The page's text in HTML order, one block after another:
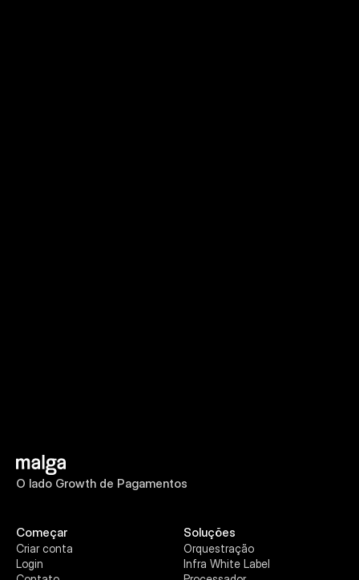
O lado Growth de Pagamentos
Soluções
Orquestração
Infra White Label
Começar
Criar conta
Login